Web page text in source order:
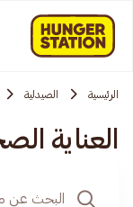
الرئيسية الصيدلية
العناية